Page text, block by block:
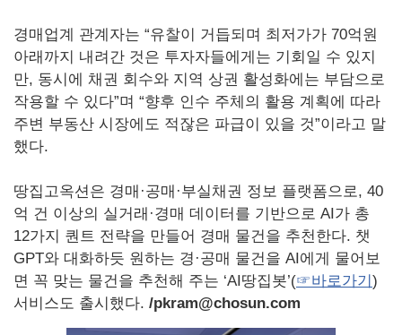
경매업계 관계자는 “유찰이 거듭되며 최저가가 70억원
아래까지 내려간 것은 투자자들에게는 기회일 수 있지
만, 동시에 채권 회수와 지역 상권 활성화에는 부담으로
작용할 수 있다”며 “향후 인수 주체의 활용 계획에 따라
주변 부동산 시장에도 적잖은 파급이 있을 것”이라고 말
했다.
땅집고옥션은 경매·공매·부실채권 정보 플랫폼으로, 40
억 건 이상의 실거래·경매 데이터를 기반으로 AI가 총
12가지 퀀트 전략을 만들어 경매 물건을 추천한다. 챗
GPT와 대화하듯 원하는 경·공매 물건을 AI에게 물어보
면 꼭 맞는 물건을 추천해 주는 ‘AI땅집봇’(☞바로가기)
서비스도 출시했다. /pkram@chosun.com